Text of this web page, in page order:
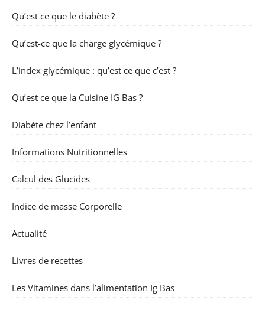
Qu’est ce que le diabète ?
Qu’est-ce que la charge glycémique ?
L’index glycémique : qu’est ce que c’est ?
Qu’est ce que la Cuisine IG Bas ?
Diabète chez l’enfant
Informations Nutritionnelles
Calcul des Glucides
Indice de masse Corporelle
Actualité
Livres de recettes
Les Vitamines dans l’alimentation Ig Bas